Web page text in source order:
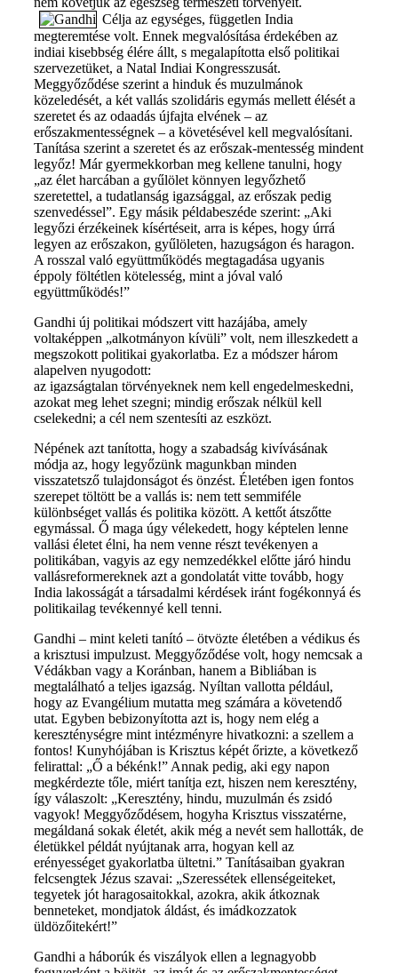
Célja az egységes, független India
megteremtése volt. Ennek megvalósítása érdekében az
indiai kisebbség élére állt, s megalapította első politikai
szervezetüket, a Natal Indiai Kongresszusát.
Meggyőződése szerint a hinduk és muzulmánok
közeledését, a két vallás szolidáris egymás mellett élését a
szeretet és az odaadás újfajta elvének – az
erőszakmentességnek – a követésével kell megvalósítani.
Tanítása szerint a szeretet és az erőszak-mentesség mindent
legyőz! Már gyermekkorban meg kellene tanulni, hogy
„az élet harcában a gyűlölet könnyen legyőzhető
szeretettel, a tudatlanság igazsággal, az erőszak pedig
szenvedéssel”. Egy másik példabeszéde szerint: „Aki
legyőzi érzékeinek kísértéseit, arra is képes, hogy úrrá
legyen az erőszakon, gyűlöleten, hazugságon és haragon.
A rosszal való együttműködés megtagadása ugyanis
éppoly föltétlen kötelesség, mint a jóval való
együttműködés!”
Gandhi új politikai módszert vitt hazájába, amely
voltaképpen „alkotmányon kívüli” volt, nem illeszkedett a
megszokott politikai gyakorlatba. Ez a módszer három
alapelven nyugodott:
az igazságtalan törvényeknek nem kell engedelmeskedni,
azokat meg lehet szegni; mindig erőszak nélkül kell
cselekedni; a cél nem szentesíti az eszközt.
Népének azt tanította, hogy a szabadság kivívásának
módja az, hogy legyőzünk magunkban minden
visszatetsző tulajdonságot és önzést. Életében igen fontos
szerepet töltött be a vallás is: nem tett semmiféle
különbséget vallás és politika között. A kettőt átszőtte
egymással. Ő maga úgy vélekedett, hogy képtelen lenne
vallási életet élni, ha nem venne részt tevékenyen a
politikában, vagyis az egy nemzedékkel előtte járó hindu
vallásreformereknek azt a gondolatát vitte tovább, hogy
India lakosságát a társadalmi kérdések iránt fogékonnyá és
politikailag tevékennyé kell tenni.
Gandhi – mint keleti tanító – ötvözte életében a védikus és
a krisztusi impulzust. Meggyőződése volt, hogy nemcsak a
Védákban vagy a Koránban, hanem a Bibliában is
megtalálható a teljes igazság. Nyíltan vallotta például,
hogy az Evangélium mutatta meg számára a követendő
utat. Egyben bebizonyította azt is, hogy nem elég a
kereszténységre mint intézményre hivatkozni: a szellem a
fontos! Kunyhójában is Krisztus képét őrizte, a következő
felirattal: „Ő a békénk!” Annak pedig, aki egy napon
megkérdezte tőle, miért tanítja ezt, hiszen nem keresztény,
így válaszolt: „Keresztény, hindu, muzulmán és zsidó
vagyok! Meggyőződésem, hogyha Krisztus visszatérne,
megáldaná sokak életét, akik még a nevét sem hallották, de
életükkel példát nyújtanak arra, hogyan kell az
erényességet gyakorlatba ültetni.” Tanításaiban gyakran
felcsengtek Jézus szavai: „Szeressétek ellenségeiteket,
tegyetek jót haragosaitokkal, azokra, akik átkoznak
benneteket, mondjatok áldást, és imádkozzatok
üldözőitekért!”
Gandhi a háborúk és viszályok ellen a legnagyobb